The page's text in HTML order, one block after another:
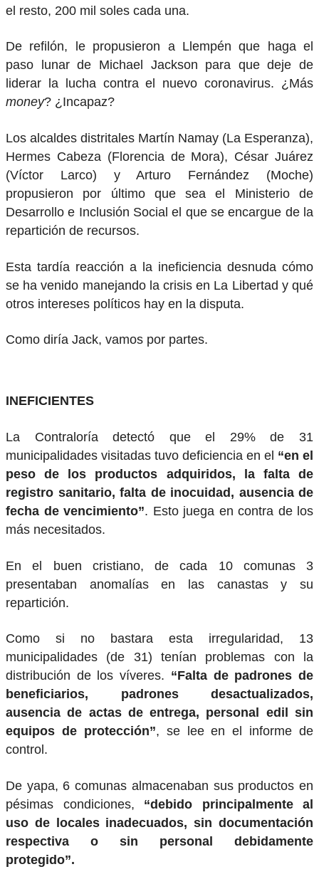
el resto, 200 mil soles cada una.
De refilón, le propusieron a Llempén que haga el
paso lunar de Michael Jackson para que deje de
liderar la lucha contra el nuevo coronavirus. ¿Más
money? ¿Incapaz?
Los alcaldes distritales Martín Namay (La Esperanza),
Hermes Cabeza (Florencia de Mora), César Juárez
(Víctor Larco) y Arturo Fernández (Moche)
propusieron por último que sea el Ministerio de
Desarrollo e Inclusión Social el que se encargue de la
repartición de recursos.
Esta tardía reacción a la ineficiencia desnuda cómo
se ha venido manejando la crisis en La Libertad y qué
otros intereses políticos hay en la disputa.
Como diría Jack, vamos por partes.
INEFICIENTES
La Contraloría detectó que el 29% de 31
municipalidades visitadas tuvo deficiencia en el “en el
peso de los productos adquiridos, la falta de
registro sanitario, falta de inocuidad, ausencia de
fecha de vencimiento”. Esto juega en contra de los
más necesitados.
En el buen cristiano, de cada 10 comunas 3
presentaban anomalías en las canastas y su
repartición.
Como si no bastara esta irregularidad, 13
municipalidades (de 31) tenían problemas con la
distribución de los víveres. “Falta de padrones de
beneficiarios, padrones desactualizados,
ausencia de actas de entrega, personal edil sin
equipos de protección”, se lee en el informe de
control.
De yapa, 6 comunas almacenaban sus productos en
pésimas condiciones, “debido principalmente al
uso de locales inadecuados, sin documentación
respectiva o sin personal debidamente
protegido”.